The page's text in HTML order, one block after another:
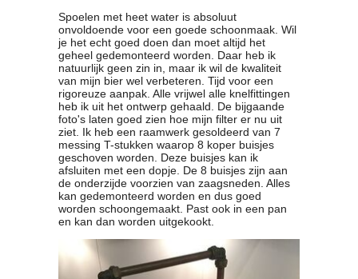
Spoelen met heet water is absoluut
onvoldoende voor een goede schoonmaak. Wil
je het echt goed doen dan moet altijd het
geheel gedemonteerd worden. Daar heb ik
natuurlijk geen zin in, maar ik wil de kwaliteit
van mijn bier wel verbeteren. Tijd voor een
rigoreuze aanpak. Alle vrijwel alle knelfittingen
heb ik uit het ontwerp gehaald. De bijgaande
foto's laten goed zien hoe mijn filter er nu uit
ziet. Ik heb een raamwerk gesoldeerd van 7
messing T-stukken waarop 8 koper buisjes
geschoven worden. Deze buisjes kan ik
afsluiten met een dopje. De 8 buisjes zijn aan
de onderzijde voorzien van zaagsneden. Alles
kan gedemonteerd worden en dus goed
worden schoongemaakt. Past ook in een pan
en kan dan worden uitgekookt.